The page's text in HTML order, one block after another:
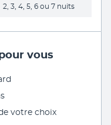
2, 3, 4, 5, 6 ou 7 nuits
vous
votre choix